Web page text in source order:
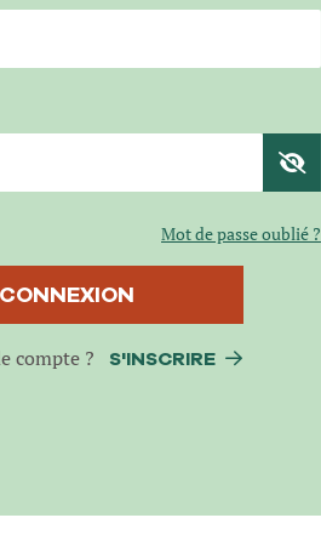
Mot de passe oublié ?
CONNEXION
compte ? S'INSCRIRE